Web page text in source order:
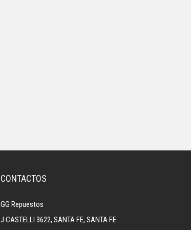
CONTACTOS
GG Repuestos
J CASTELLI 3622, SANTA FE, SANTA FE